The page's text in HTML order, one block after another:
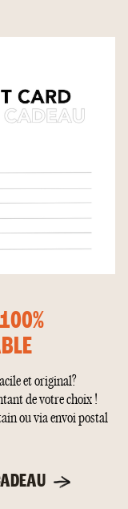
et original?
de votre choix !
ou via envoi postal